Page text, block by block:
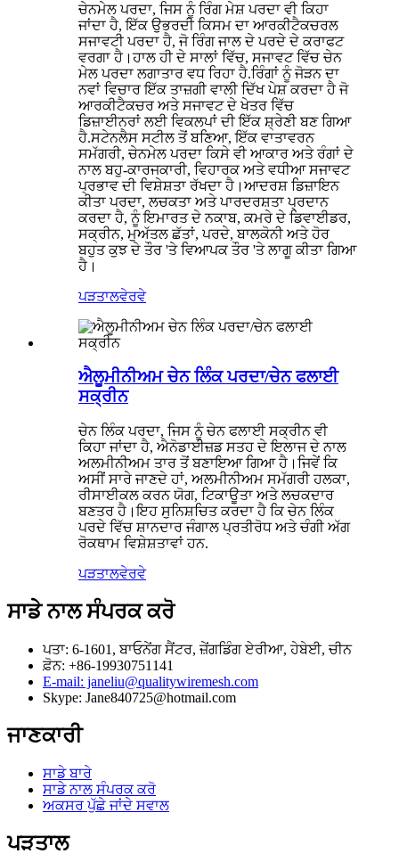
ਚੇਨਮੇਲ ਪਰਦਾ, ਜਿਸ ਨੂੰ ਰਿੰਗ ਮੇਸ਼ ਪਰਦਾ ਵੀ ਕਿਹਾ
ਜਾਂਦਾ ਹੈ, ਇੱਕ ਉਭਰਦੀ ਕਿਸਮ ਦਾ ਆਰਕੀਟੈਕਚਰਲ
ਸਜਾਵਟੀ ਪਰਦਾ ਹੈ, ਜੋ ਰਿੰਗ ਜਾਲ ਦੇ ਪਰਦੇ ਦੇ ਕਰਾਫਟ
ਵਰਗਾ ਹੈ।ਹਾਲ ਹੀ ਦੇ ਸਾਲਾਂ ਵਿੱਚ, ਸਜਾਵਟ ਵਿੱਚ ਚੇਨ
ਮੇਲ ਪਰਦਾ ਲਗਾਤਾਰ ਵਧ ਰਿਹਾ ਹੈ.ਰਿੰਗਾਂ ਨੂੰ ਜੋੜਨ ਦਾ
ਨਵਾਂ ਵਿਚਾਰ ਇੱਕ ਤਾਜ਼ਗੀ ਵਾਲੀ ਦਿੱਖ ਪੇਸ਼ ਕਰਦਾ ਹੈ ਜੋ
ਆਰਕੀਟੈਕਚਰ ਅਤੇ ਸਜਾਵਟ ਦੇ ਖੇਤਰ ਵਿੱਚ
ਡਿਜ਼ਾਈਨਰਾਂ ਲਈ ਵਿਕਲਪਾਂ ਦੀ ਇੱਕ ਸ਼੍ਰੇਣੀ ਬਣ ਗਿਆ
ਹੈ.ਸਟੇਨਲੈਸ ਸਟੀਲ ਤੋਂ ਬਣਿਆ, ਇੱਕ ਵਾਤਾਵਰਨ
ਸਮੱਗਰੀ, ਚੇਨਮੇਲ ਪਰਦਾ ਕਿਸੇ ਵੀ ਆਕਾਰ ਅਤੇ ਰੰਗਾਂ ਦੇ
ਨਾਲ ਬਹੁ-ਕਾਰਜਕਾਰੀ, ਵਿਹਾਰਕ ਅਤੇ ਵਧੀਆ ਸਜਾਵਟ
ਪ੍ਰਭਾਵ ਦੀ ਵਿਸ਼ੇਸ਼ਤਾ ਰੱਖਦਾ ਹੈ।ਆਦਰਸ਼ ਡਿਜ਼ਾਇਨ
ਕੀਤਾ ਪਰਦਾ, ਲਚਕਤਾ ਅਤੇ ਪਾਰਦਰਸ਼ਤਾ ਪ੍ਰਦਾਨ
ਕਰਦਾ ਹੈ, ਨੂੰ ਇਮਾਰਤ ਦੇ ਨਕਾਬ, ਕਮਰੇ ਦੇ ਡਿਵਾਈਡਰ,
ਸਕ੍ਰੀਨ, ਮੁਅੱਤਲ ਛੱਤਾਂ, ਪਰਦੇ, ਬਾਲਕੋਨੀ ਅਤੇ ਹੋਰ
ਬਹੁਤ ਕੁਝ ਦੇ ਤੌਰ 'ਤੇ ਵਿਆਪਕ ਤੌਰ 'ਤੇ ਲਾਗੂ ਕੀਤਾ ਗਿਆ
ਹੈ।
ਪੜਤਾਲਵੇਰਵੇ
ਐਲੂਮੀਨੀਅਮ ਚੇਨ ਲਿੰਕ ਪਰਦਾ/ਚੇਨ ਫਲਾਈ
ਸਕ੍ਰੀਨ
ਚੇਨ ਲਿੰਕ ਪਰਦਾ, ਜਿਸ ਨੂੰ ਚੇਨ ਫਲਾਈ ਸਕ੍ਰੀਨ ਵੀ
ਕਿਹਾ ਜਾਂਦਾ ਹੈ, ਐਨੋਡਾਈਜ਼ਡ ਸਤਹ ਦੇ ਇਲਾਜ ਦੇ ਨਾਲ
ਅਲਮੀਨੀਅਮ ਤਾਰ ਤੋਂ ਬਣਾਇਆ ਗਿਆ ਹੈ।ਜਿਵੇਂ ਕਿ
ਅਸੀਂ ਸਾਰੇ ਜਾਣਦੇ ਹਾਂ, ਅਲਮੀਨੀਅਮ ਸਮੱਗਰੀ ਹਲਕਾ,
ਰੀਸਾਈਕਲ ਕਰਨ ਯੋਗ, ਟਿਕਾਊਤਾ ਅਤੇ ਲਚਕਦਾਰ
ਬਣਤਰ ਹੈ।ਇਹ ਸੁਨਿਸ਼ਚਿਤ ਕਰਦਾ ਹੈ ਕਿ ਚੇਨ ਲਿੰਕ
ਪਰਦੇ ਵਿੱਚ ਸ਼ਾਨਦਾਰ ਜੰਗਾਲ ਪ੍ਰਤੀਰੋਧ ਅਤੇ ਚੰਗੀ ਅੱਗ
ਰੋਕਥਾਮ ਵਿਸ਼ੇਸ਼ਤਾਵਾਂ ਹਨ.
ਪੜਤਾਲਵੇਰਵੇ
ਸਾਡੇ ਨਾਲ ਸੰਪਰਕ ਕਰੋ
ਪਤਾ: 6-1601, ਬਾਓਨੇਂਗ ਸੈਂਟਰ, ਜ਼ੇਂਗਡਿੰਗ ਏਰੀਆ, ਹੇਬੇਈ, ਚੀਨ
ਫ਼ੋਨ: +86-19930751141
E-mail: janeliu@qualitywiremesh.com
Skype: Jane840725@hotmail.com
ਜਾਣਕਾਰੀ
ਸਾਡੇ ਬਾਰੇ
ਸਾਡੇ ਨਾਲ ਸੰਪਰਕ ਕਰੋ
ਅਕਸਰ ਪੁੱਛੇ ਜਾਂਦੇ ਸਵਾਲ
ਪੜਤਾਲ